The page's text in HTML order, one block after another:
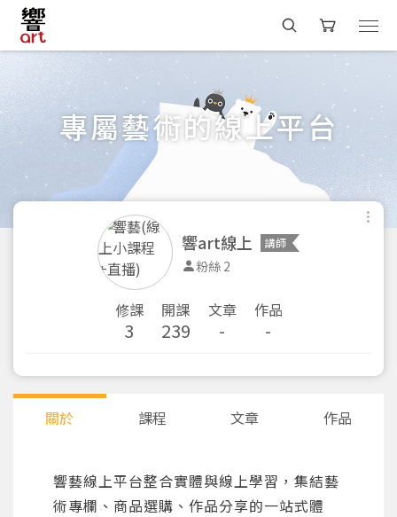
專屬藝術的線上平台
響art線上 講師
粉絲 2
修課
3
開課
239
文章
-
作品
-
關於 課程 文章 作品
響藝線上平台整合實體與線上學習，集結藝
術專欄、商品選購、作品分享的一站式體